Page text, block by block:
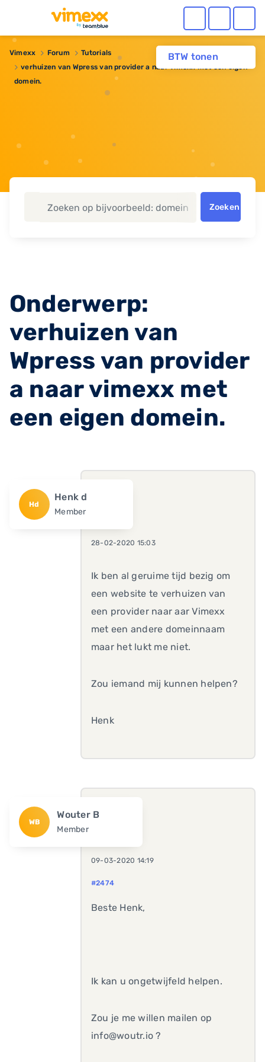
BTW tonen
Vimexx Forum
Tutorials
verhuizen van Wpress van provider a naar vimexx met een eigen
domein.
Zoeken
Onderwerp:
verhuizen van
Wpress van provider
a naar vimexx met
een eigen domein.
Hd
Henk d
Member
28-02-2020 15:03
Ik ben al geruime tijd bezig om
een website te verhuizen van
een provider naar aar Vimexx
met een andere domeinnaam
maar het lukt me niet.
Zou iemand mij kunnen helpen?
Henk
WB
Wouter B
Member
09-03-2020 14:19
#2474
Beste Henk,
Ik kan u ongetwijfeld helpen.
Zou je me willen mailen op
info@woutr.io ?